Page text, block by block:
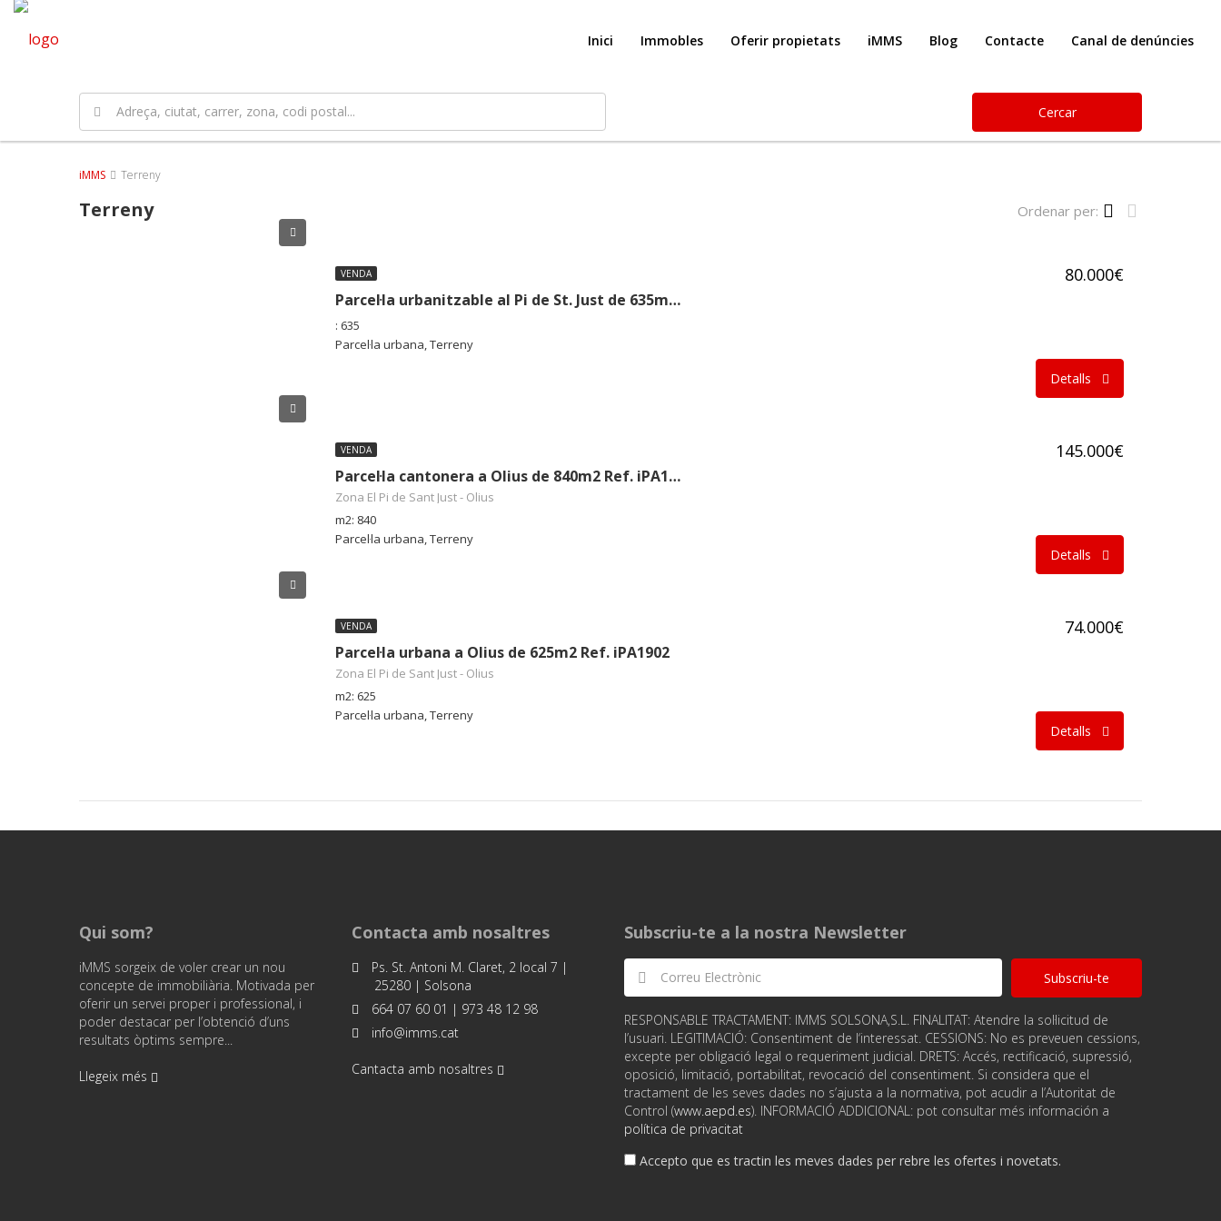
Inici Immobles Oferir propietats iMMS Blog Contacte Canal de denúncies
Cercar
iMMS Terreny
Terreny Ordenar per:
VENDA
Parcel·la urbanitzable al Pi de St. Just de 635m2 a l’eix principal
: 635
Parcel·la urbana, Terreny
80.000€
Detalls
VENDA
Parcel·la cantonera a Olius de 840m2 Ref. iPA1903
Zona El Pi de Sant Just - Olius
m2: 840
Parcel·la urbana, Terreny
145.000€
Detalls
VENDA
Parcel·la urbana a Olius de 625m2 Ref. iPA1902
Zona El Pi de Sant Just - Olius
m2: 625
Parcel·la urbana, Terreny
74.000€
Detalls
Qui som?
iMMS sorgeix de voler crear un nou
concepte de immobiliària. Motivada per
oferir un servei proper i professional, i
poder destacar per l’obtenció d’uns
resultats òptims sempre...
Llegeix més
Contacta amb nosaltres
Ps. St. Antoni M. Claret, 2 local 7 |
25280 | Solsona
664 07 60 01 | 973 48 12 98
info@imms.cat
Cantacta amb nosaltres
Subscriu-te a la nostra Newsletter
Subscriu-te
RESPONSABLE TRACTAMENT: IMMS SOLSONA,S.L. FINALITAT: Atendre la sol·licitud de
l’usuari. LEGITIMACIÓ: Consentiment de l‘interessat. CESSIONS: No es preveuen cessions,
excepte per obligació legal o requeriment judicial. DRETS: Accés, rectificació, supressió,
oposició, limitació, portabilitat, revocació del consentiment. Si considera que el
tractament de les seves dades no s’ajusta a la normativa, pot acudir a l’Autoritat de
Control (www.aepd.es). INFORMACIÓ ADDICIONAL: pot consultar més información a
política de privacitat
Accepto que es tractin les meves dades per rebre les ofertes i novetats.